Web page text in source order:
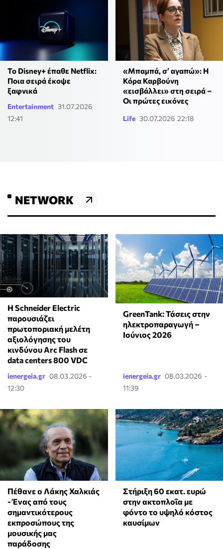
Το Disney+ έπαθε Netflix:
Ποια σειρά έκοψε
ξαφνικά
Entertainment 31.07.2026
12:41
«Μπαμπά, σ’ αγαπώ»: Η
Κόρα Καρβούνη
«εισβάλλει» στη σειρά –
Οι πρώτες εικόνες
Life 30.07.2026 22:18
NETWORK
Η Schneider Electric
παρουσιάζει
πρωτοποριακή μελέτη
αξιολόγησης του
κινδύνου Arc Flash σε
data centers 800 VDC
ienergeia.gr 08.03.2026 -
12:30
GreenTank: Τάσεις στην
ηλεκτροπαραγωγή –
Ιούνιος 2026
ienergeia.gr 08.03.2026 -
11:39
Πέθανε ο Λάκης Χαλκιάς
- Ένας από τους
σημαντικότερους
εκπροσώπους της
μουσικής μας
παράδοσης
Στήριξη 60 εκατ. ευρώ
στην ακτοπλοΐα με
φόντο το υψηλό κόστος
καυσίμων